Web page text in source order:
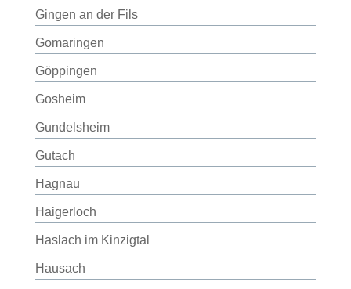
Gingen an der Fils
Gomaringen
Göppingen
Gosheim
Gundelsheim
Gutach
Hagnau
Haigerloch
Haslach im Kinzigtal
Hausach